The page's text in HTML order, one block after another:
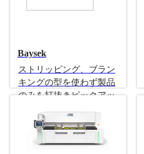
Baysek
ストリッピング、ブラン
キングの型を使わず製品
のみを打抜きピックアッ
オートダイカットマシン
アジア初上陸